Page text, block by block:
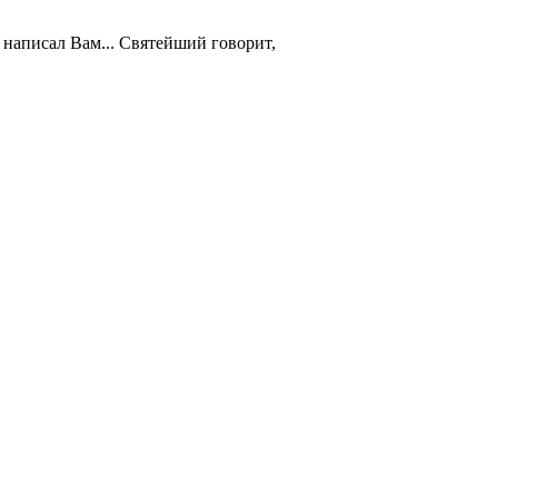
написал Вам... Святейший говорит,